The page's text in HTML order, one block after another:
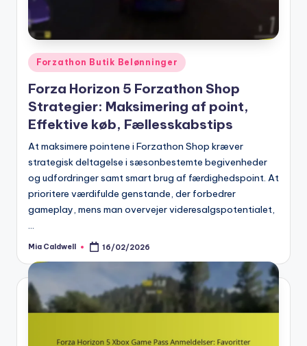
Posted
in
Forzathon Butik Belønninger
Forza Horizon 5 Forzathon Shop
Strategier: Maksimering af point,
Effektive køb, Fællesskabstips
At maksimere pointene i Forzathon Shop kræver
strategisk deltagelse i sæsonbestemte begivenheder
og udfordringer samt smart brug af færdighedspoint. At
prioritere værdifulde genstande, der forbedrer
gameplay, mens man overvejer videresalgspotentialet,
…
Posted
Mia Caldwell 16/02/2026